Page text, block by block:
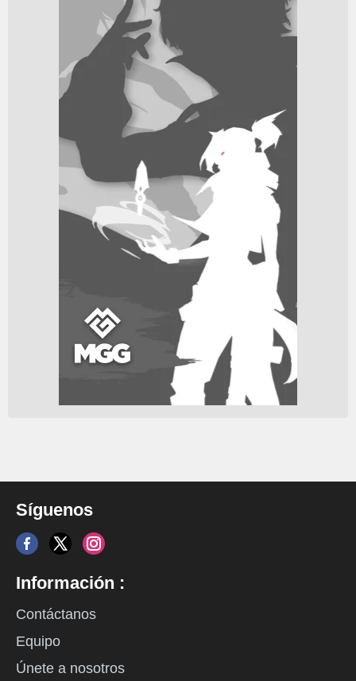
Síguenos
Información :
Contáctanos
Equipo
Únete a nosotros